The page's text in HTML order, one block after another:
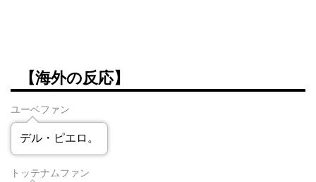
【海外の反応】
ユーベファン
デル・ピエロ。
トッテナムファン